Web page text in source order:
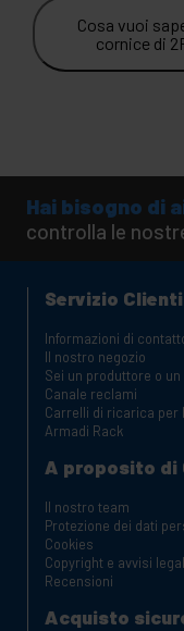
Cosa vuoi
cornice di
Hai bisogno di
controlla le
Servizio Clienti
Informazioni di
Il nostro negozio
Sei un produttore o
Canale reclami
Carrelli di ricarica per
Armadi Rack
A proposito di
Il nostro team
Protezione dei dati
Cookies
Copyright e avvisi
Recensioni
Acquisto